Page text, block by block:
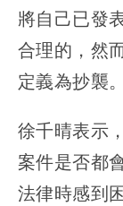
將自己已發
合理的，然
定義為抄襲。
徐千晴表示
案件是否都
法律時感到